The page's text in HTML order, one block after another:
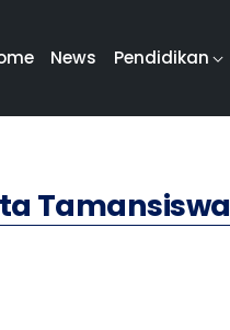
News Pendidikan
Tamansiswa